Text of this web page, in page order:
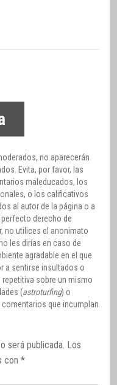
no aparecerán
Evita, por favor, las
maleducados, los
o los calificativos
al autor de la página o a
derecho de
no utilices el anonimato
les dirías en caso de
agradable en el que
a sentirse insultados o
sobre un mismo
(astroturfing) o
que incumplan
será publicada. Los
con *